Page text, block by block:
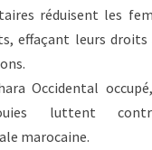
réduisent les
effaçant leurs
Occidental
luttent
marocaine.